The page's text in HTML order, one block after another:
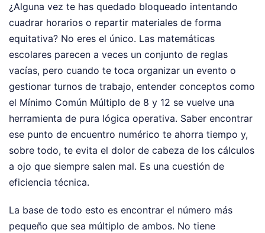
¿Alguna vez te has quedado bloqueado intentando
cuadrar horarios o repartir materiales de forma
equitativa? No eres el único. Las matemáticas
escolares parecen a veces un conjunto de reglas
vacías, pero cuando te toca organizar un evento o
gestionar turnos de trabajo, entender conceptos como
el Mínimo Común Múltiplo de 8 y 12 se vuelve una
herramienta de pura lógica operativa. Saber encontrar
ese punto de encuentro numérico te ahorra tiempo y,
sobre todo, te evita el dolor de cabeza de los cálculos
a ojo que siempre salen mal. Es una cuestión de
eficiencia técnica.
La base de todo esto es encontrar el número más
pequeño que sea múltiplo de ambos. No tiene